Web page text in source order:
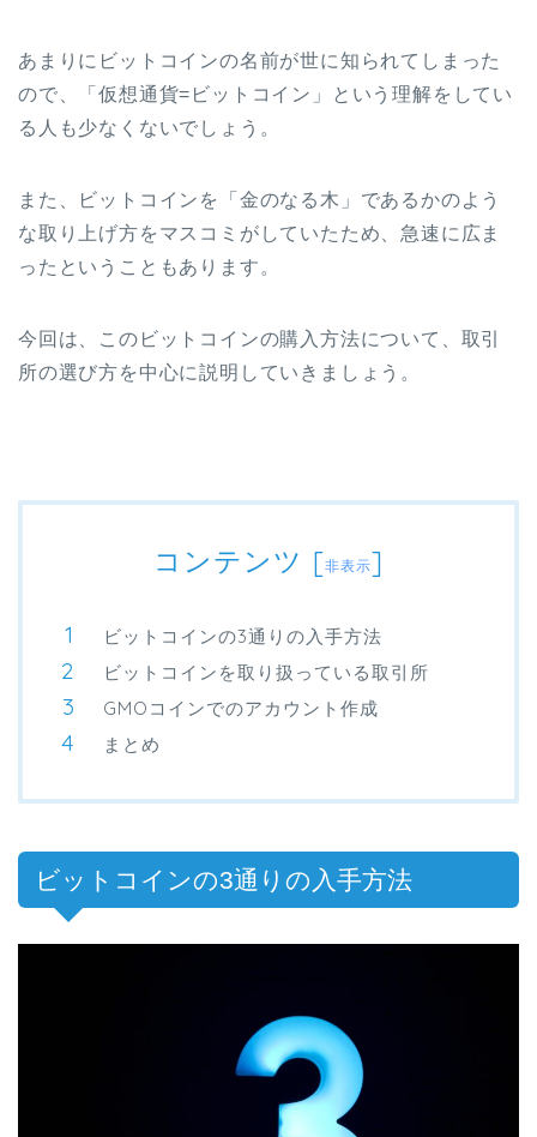
あまりにビットコインの名前が世に知られてしまった
ので、「仮想通貨=ビットコイン」という理解をしてい
る人も少なくないでしょう。
また、ビットコインを「金のなる木」であるかのよう
な取り上げ方をマスコミがしていたため、急速に広ま
ったということもあります。
今回は、このビットコインの購入方法について、取引
所の選び方を中心に説明していきましょう。
コンテンツ [非表示]
ビットコインの3通りの入手方法
ビットコインを取り扱っている取引所
GMOコインでのアカウント作成
まとめ
ビットコインの3通りの入手方法